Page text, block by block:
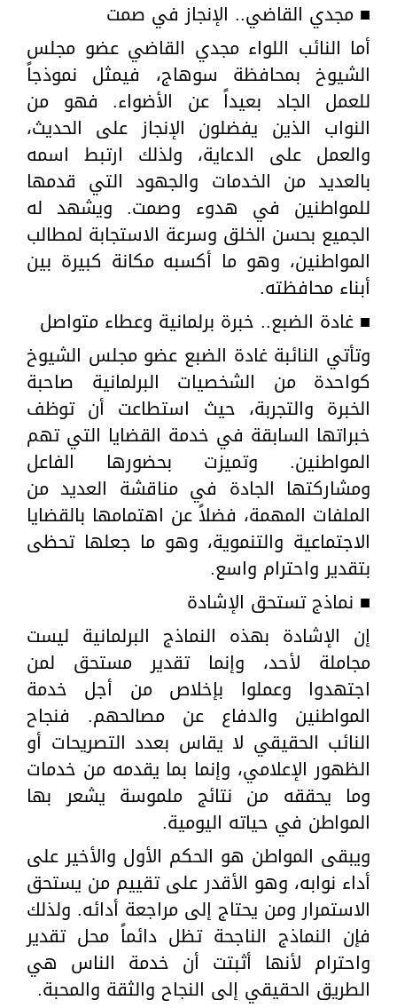
■ مجدي القاضي.. الإنجاز في صمت
أما النائب اللواء مجدي القاضي عضو مجلس
الشيوخ بمحافظة سوهاج، فيمثل نموذجاً
للعمل الجاد بعيداً عن الأضواء. فهو من
النواب الذين يفضلون الإنجاز على الحديث،
والعمل على الدعاية، ولذلك ارتبط اسمه
بالعديد من الخدمات والجهود التي قدمها
للمواطنين في هدوء وصمت. ويشهد له
الجميع بحسن الخلق وسرعة الاستجابة لمطالب
المواطنين، وهو ما أكسبه مكانة كبيرة بين
أبناء محافظته.
■ غادة الضبع.. خبرة برلمانية وعطاء متواصل
وتأتي النائبة غادة الضبع عضو مجلس الشيوخ
كواحدة من الشخصيات البرلمانية صاحبة
الخبرة والتجربة، حيث استطاعت أن توظف
خبراتها السابقة في خدمة القضايا التي تهم
المواطنين. وتميزت بحضورها الفاعل
ومشاركتها الجادة في مناقشة العديد من
الملفات المهمة، فضلاً عن اهتمامها بالقضايا
الاجتماعية والتنموية، وهو ما جعلها تحظى
بتقدير واحترام واسع.
■ نماذج تستحق الإشادة
إن الإشادة بهذه النماذج البرلمانية ليست
مجاملة لأحد، وإنما تقدير مستحق لمن
اجتهدوا وعملوا بإخلاص من أجل خدمة
المواطنين والدفاع عن مصالحهم. فنجاح
النائب الحقيقي لا يقاس بعدد التصريحات أو
الظهور الإعلامي، وإنما بما يقدمه من خدمات
وما يحققه من نتائج ملموسة يشعر بها
المواطن في حياته اليومية.
ويبقى المواطن هو الحكم الأول والأخير على
أداء نوابه، وهو الأقدر على تقييم من يستحق
الاستمرار ومن يحتاج إلى مراجعة أدائه. ولذلك
فإن النماذج الناجحة تظل دائماً محل تقدير
واحترام لأنها أثبتت أن خدمة الناس هي
الطريق الحقيقي إلى النجاح والثقة والمحبة.